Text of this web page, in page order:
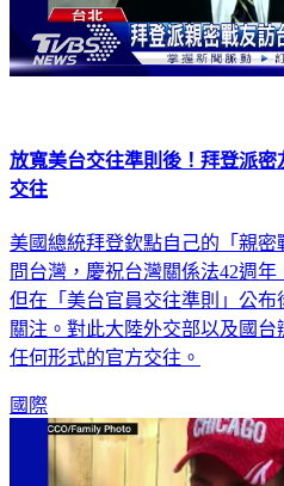
放寬美台交往準則後！拜登派
交往
美國總統拜登欽點自己的「親
問台灣，慶祝台灣關係法42週
但在「美台官員交往準則」公
關注。對此大陸外交部以及國
任何形式的官方交往。
國際